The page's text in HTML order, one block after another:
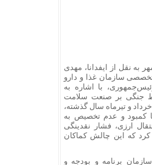
به نقل از ایفدانا، مهدی
سازمان غذا و دارو
با اشاره به
جنگی بر صنعت سلامت
و تیرماه سال گذشته،
کمبود و عدم تخصیص به‌
ارزی، فشار نقدینگی
که این چالش کماکان
برنامه و بودجه و